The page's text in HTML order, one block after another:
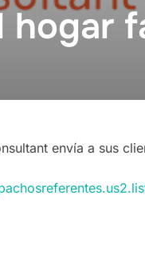
hogar
envía a sus